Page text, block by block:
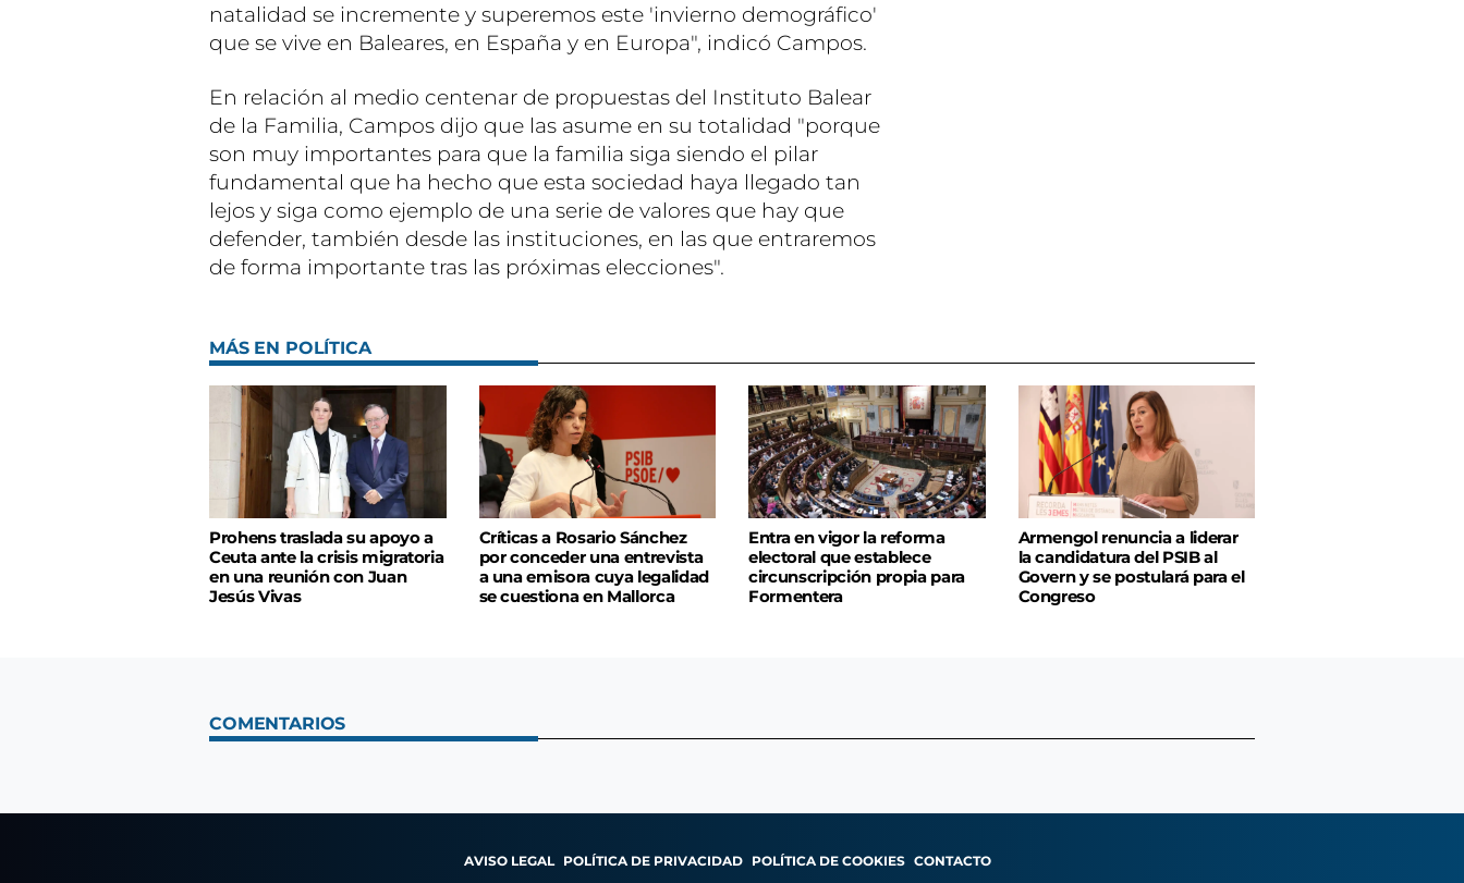
natalidad se incremente y superemos este 'invierno demográfico'
que se vive en Baleares, en España y en Europa", indicó Campos.
En relación al medio centenar de propuestas del Instituto Balear
de la Familia, Campos dijo que las asume en su totalidad "porque
son muy importantes para que la familia siga siendo el pilar
fundamental que ha hecho que esta sociedad haya llegado tan
lejos y siga como ejemplo de una serie de valores que hay que
defender, también desde las instituciones, en las que entraremos
de forma importante tras las próximas elecciones".
MÁS EN POLÍTICA
Prohens traslada su apoyo a
Ceuta ante la crisis migratoria
en una reunión con Juan
Jesús Vivas
Críticas a Rosario Sánchez
por conceder una entrevista
a una emisora cuya legalidad
se cuestiona en Mallorca
Entra en vigor la reforma
electoral que establece
circunscripción propia para
Formentera
Armengol renuncia a liderar
la candidatura del PSIB al
Govern y se postulará para el
Congreso
COMENTARIOS
AVISO LEGAL POLÍTICA DE PRIVACIDAD POLÍTICA DE COOKIES CONTACTO